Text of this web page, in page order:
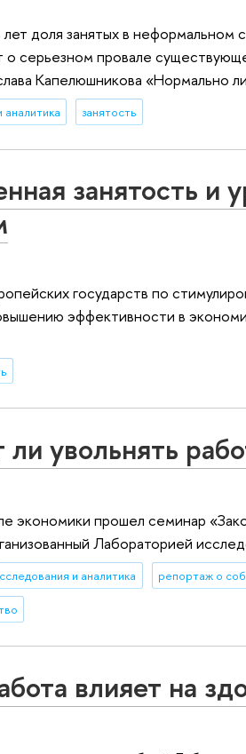
доля занятых в неформальном
о серьезном провале
Капелюшникова «Нормально
аналитика занятость
занятость и
государств по
эффективности в
увольнять
экономики прошел семинар
Лабораторией
и аналитика репортаж о
влияет на